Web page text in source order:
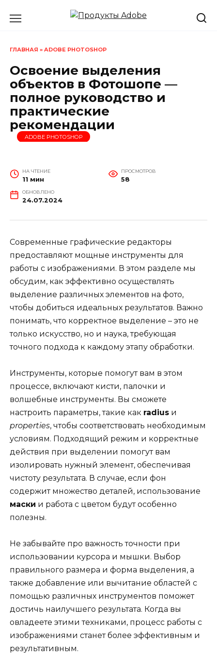
ГЛАВНАЯ » ADOBE PHOTOSHOP
Освоение выделения
объектов в Фотошопе —
полное руководство и
практические
рекомендации
ADOBE PHOTOSHOP
НА ЧТЕНИЕ
11 мин
ПРОСМОТРОВ
58
ОБНОВЛЕНО
24.07.2024
Современные графические редакторы
предоставляют мощные инструменты для
работы с изображениями. В этом разделе мы
обсудим, как эффективно осуществлять
выделение различных элементов на фото,
чтобы добиться идеальных результатов. Важно
понимать, что корректное выделение – это не
только искусство, но и наука, требующая
точного подхода к каждому этапу обработки.
Инструменты, которые помогут вам в этом
процессе, включают кисти, палочки и
волшебные инструменты. Вы сможете
настроить параметры, такие как radius и
properties, чтобы соответствовать необходимым
условиям. Подходящий режим и корректные
действия при выделении помогут вам
изолировать нужный элемент, обеспечивая
чистоту результата. В случае, если фон
содержит множество деталей, использование
маски и работа с цветом будут особенно
полезны.
Не забывайте про важность точности при
использовании курсора и мышки. Выбор
правильного размера и форма выделения, а
также добавление или вычитание областей с
помощью различных инструментов поможет
достичь наилучшего результата. Когда вы
овладеете этими техниками, процесс работы с
изображениями станет более эффективным и
результативным.